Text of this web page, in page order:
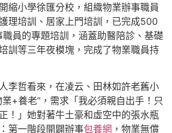
縮小學徐匯分校，組織物業辦事職員
理培訓、居家上門培訓，已完成500
職員的專題培訓，涵蓋助醫陪診、基礎
訓等三年夜模塊，完成了物業職員持
李哲看來，在凌云、田林如許老舊小
+養老”，需求「我必須親自出手！只
！」她對著牛土豪和虛空中的張水瓶
第一階段開闢辦事包養網 ，物業無償